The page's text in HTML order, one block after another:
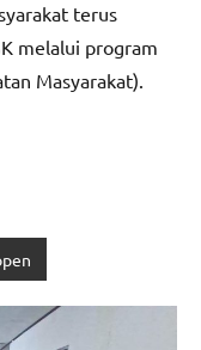
terus
melalui program
Masyarakat).